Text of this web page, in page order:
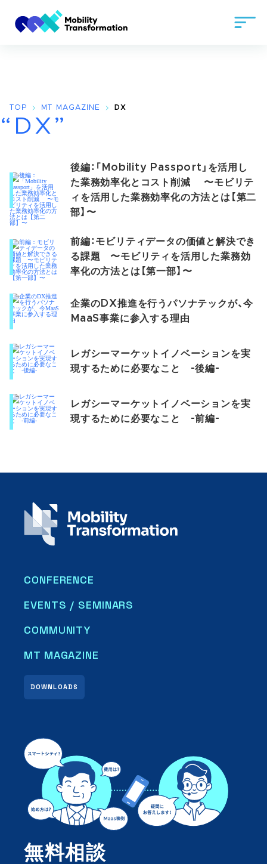
TOP MT MAGAZINE DX
“DX”
後編：「Mobility Passport」を活用し
た業務効率化とコスト削減 〜モビリテ
ィを活用した業務効率化の方法とは【第二
部】〜
前編：モビリティデータの価値と解決でき
る課題 〜モビリティを活用した業務効
率化の方法とは【第一部】〜
企業のDX推進を行うパソナテックが、今
MaaS事業に参入する理由
レガシーマーケットイノベーションを実
現するために必要なこと -後編-
レガシーマーケットイノベーションを実
現するために必要なこと -前編-
CONFERENCE
EVENTS / SEMINARS
COMMUNITY
DOWNLOADS
MT MAGAZINE
無料相談